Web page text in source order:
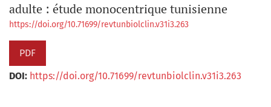
adulte : étude monocentrique tunisienne
https://doi.org/10.71699/revtunbiolclin.v31i3.263
PDF
DOI: https://doi.org/10.71699/revtunbiolclin.v31i3.263